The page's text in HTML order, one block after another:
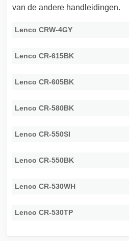
van de andere handleidingen.
Lenco CRW-4GY
Lenco CR-615BK
Lenco CR-605BK
Lenco CR-580BK
Lenco CR-550SI
Lenco CR-550BK
Lenco CR-530WH
Lenco CR-530TP